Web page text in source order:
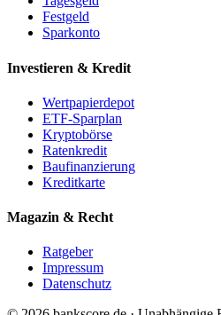
Festgeld
Sparkonto
Investieren & Kredit
Wertpapierdepot
ETF-Sparplan
Kryptobörse
Ratenkredit
Baufinanzierung
Kreditkarte
Magazin & Recht
Ratgeber
Impressum
Datenschutz